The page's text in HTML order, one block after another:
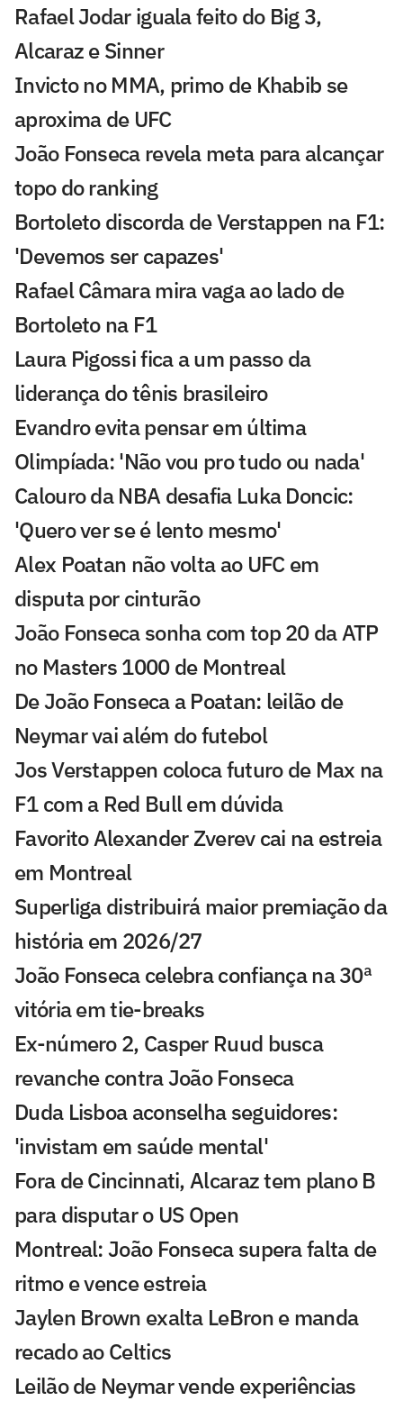
Rafael Jodar iguala feito do Big 3,
Alcaraz e Sinner
Invicto no MMA, primo de Khabib se
aproxima de UFC
João Fonseca revela meta para alcançar
topo do ranking
Bortoleto discorda de Verstappen na F1:
'Devemos ser capazes'
Rafael Câmara mira vaga ao lado de
Bortoleto na F1
Laura Pigossi fica a um passo da
liderança do tênis brasileiro
Evandro evita pensar em última
Olimpíada: 'Não vou pro tudo ou nada'
Calouro da NBA desafia Luka Doncic:
'Quero ver se é lento mesmo'
Alex Poatan não volta ao UFC em
disputa por cinturão
João Fonseca sonha com top 20 da ATP
no Masters 1000 de Montreal
De João Fonseca a Poatan: leilão de
Neymar vai além do futebol
Jos Verstappen coloca futuro de Max na
F1 com a Red Bull em dúvida
Favorito Alexander Zverev cai na estreia
em Montreal
Superliga distribuirá maior premiação da
história em 2026/27
João Fonseca celebra confiança na 30ª
vitória em tie-breaks
Ex-número 2, Casper Ruud busca
revanche contra João Fonseca
Duda Lisboa aconselha seguidores:
'invistam em saúde mental'
Fora de Cincinnati, Alcaraz tem plano B
para disputar o US Open
Montreal: João Fonseca supera falta de
ritmo e vence estreia
Jaylen Brown exalta LeBron e manda
recado ao Celtics
Leilão de Neymar vende experiências